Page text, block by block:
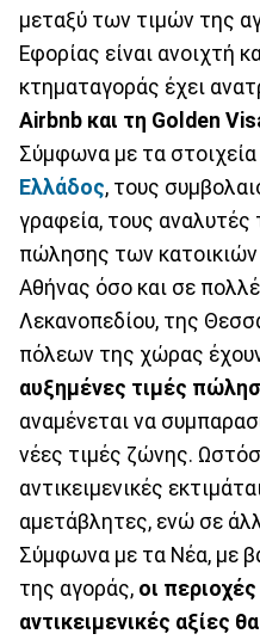
μεταξύ των τιμών της
Εφορίας είναι ανοιχτή
κτηματαγοράς έχει
Airbnb και τη Golden
Σύμφωνα με τα
Ελλάδος, τους
γραφεία, τους αναλυτές
πώλησης των
Αθήνας όσο και σε
Λεκανοπεδίου, της
πόλεων της χώρας
αυξημένες τιμές
αναμένεται να
νέες τιμές ζώνης.
αντικειμενικές
αμετάβλητες, ενώ σε
Σύμφωνα με τα Νέα, με
της αγοράς, οι
αντικειμενικές αξίες